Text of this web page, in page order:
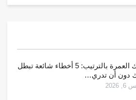
مناسك العمرة بالترتيب: 5 أخطاء شائعة تبطل
دون أن تدري…